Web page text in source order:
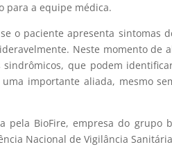
para a equipe médica.
o paciente apresenta sintomas
Neste momento de
que podem
importante aliada, mesmo
pela BioFire, empresa do grupo
Nacional de Vigilância